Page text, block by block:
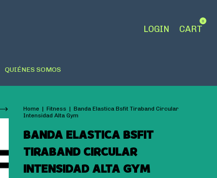
LOGIN CART
0
QUIÉNES SOMOS
Home | Fitness | Banda Elastica Bsfit Tiraband Circular
Intensidad Alta Gym
BANDA ELASTICA BSFIT
TIRABAND CIRCULAR
INTENSIDAD ALTA GYM